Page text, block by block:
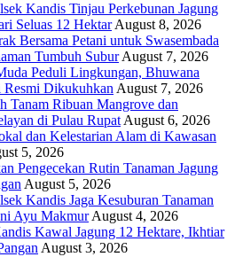
Kandis Tinjau Perkebunan Jagung
Seluas 12 Hektar August 8, 2026
Bersama Petani untuk Swasembada
Tumbuh Subur August 7, 2026
Peduli Lingkungan, Bhuwana
Dikukuhkan August 7, 2026
Tanam Ribuan Mangrove dan
di Pulau Rupat August 6, 2026
dan Kelestarian Alam di Kawasan
5, 2026
Pengecekan Rutin Tanaman Jagung
August 5, 2026
Kandis Jaga Kesuburan Tanaman
Ayu Makmur August 4, 2026
Kawal Jagung 12 Hektare, Ikhtiar
August 3, 2026